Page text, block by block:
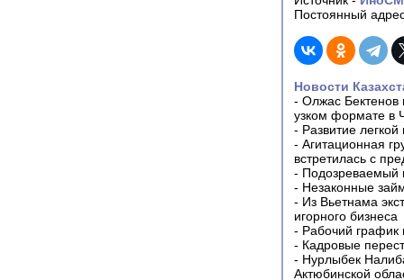
Постоянный
Новости
- Олжас Бектенов
узком формате в
- Развитие
- Агитационная
встретилась с
- Подозреваемый
- Незаконные
- Из Вьетнама
игорного бизнеса
- Рабочий график
- Кадровые
- Нурлыбек
Актюбинской